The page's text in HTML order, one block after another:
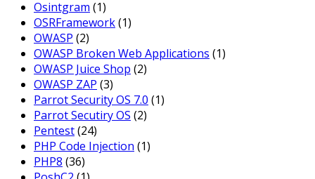
Osintgram (1)
OSRFramework(1)
OWASP (2)
OWASP Broken Web Applications (1)
OWASP Juice Shop (2)
OWASP ZAP (3)
Parrot Security OS 7.0 (1)
Parrot Secutiry OS (2)
Pentest(24)
PHP Code Injection (1)
PHP8 (36)